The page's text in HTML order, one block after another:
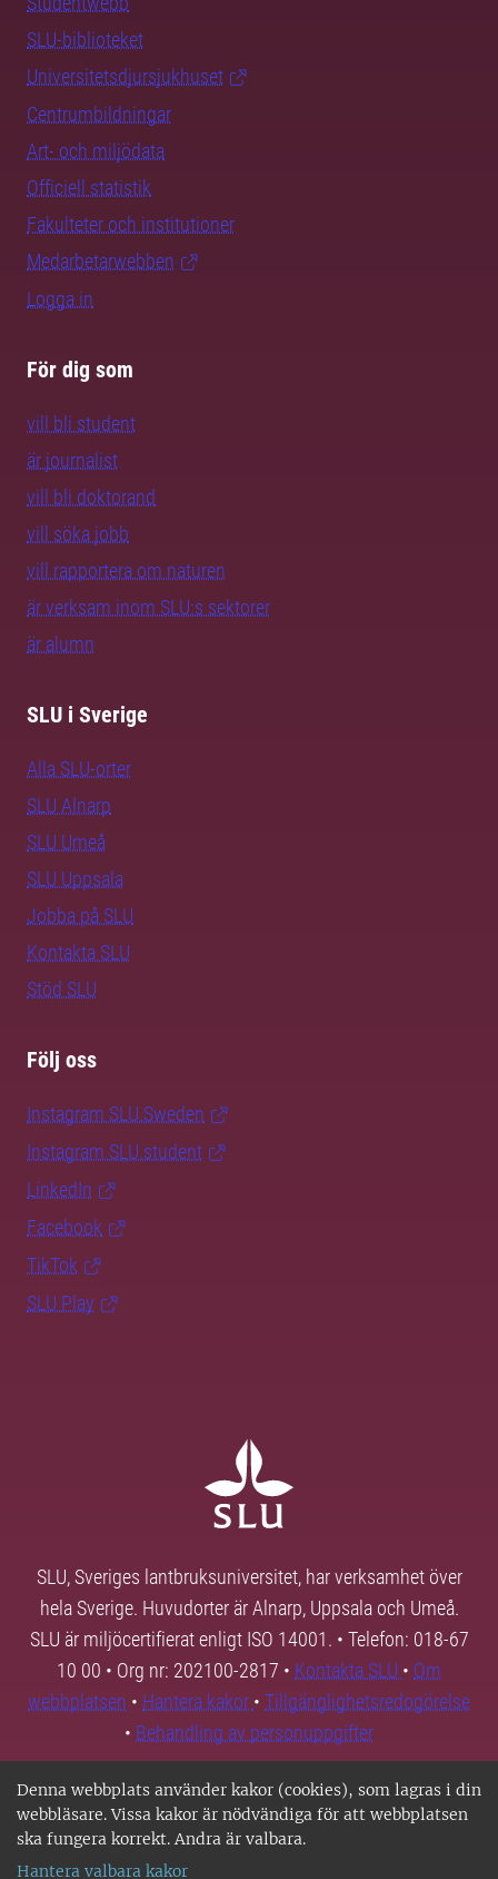
Denna webbplats använder kakor (cookies), som lagras i din
webbläsare. Vissa kakor är nödvändiga för att webbplatsen
ska fungera korrekt. Andra är valbara.
Hantera valbara kakor
SLU-biblioteket
Universitetsdjursjukhuset
Centrumbildningar
Art- och miljödata
Officiell statistik
Fakulteter och institutioner
Medarbetarwebben
Logga in
För dig som
vill bli student
är journalist
vill bli doktorand
vill söka jobb
vill rapportera om naturen
är verksam inom SLU:s sektorer
är alumn
SLU i Sverige
Alla SLU-orter
SLU Alnarp
SLU Umeå
SLU Uppsala
Jobba på SLU
Kontakta SLU
Stöd SLU
Följ oss
Instagram SLU.Sweden
Instagram SLU.student
LinkedIn
Facebook
TikTok
SLU Play
SLU, Sveriges lantbruksuniversitet, har verksamhet över
hela Sverige. Huvudorter är Alnarp, Uppsala och Umeå.
SLU är miljöcertifierat enligt ISO 14001. • Telefon: 018-67
10 00 • Org nr: 202100-2817 • Kontakta SLU • Om
webbplatsen • Hantera kakor • Tillgänglighetsredogörelse
• Behandling av personuppgifter